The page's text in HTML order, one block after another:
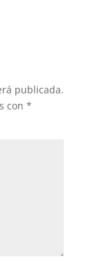
publicada.
con *